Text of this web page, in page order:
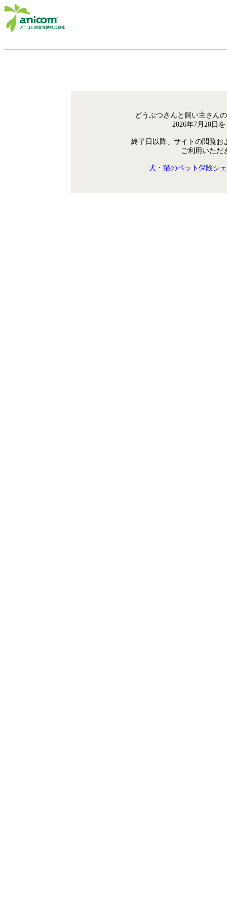
どうぶつさんと飼い主さん
2026年7月28日
終了日以降、サイトの閲覧お
ご利用いただ
犬・猫のペット保険シ